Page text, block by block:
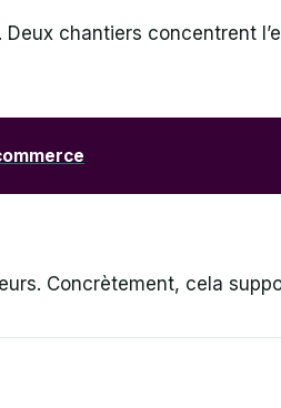
chantiers concentrent
Concrètement, cela